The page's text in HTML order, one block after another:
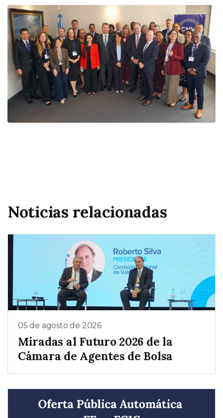
Noticias relacionadas
05 de agosto de 2026
Miradas al Futuro 2026 de la
Cámara de Agentes de Bolsa